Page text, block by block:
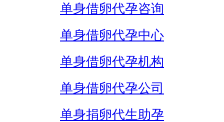
单身借卵代孕咨询
单身借卵代孕中心
单身借卵代孕机构
单身借卵代孕公司
单身捐卵代生助孕